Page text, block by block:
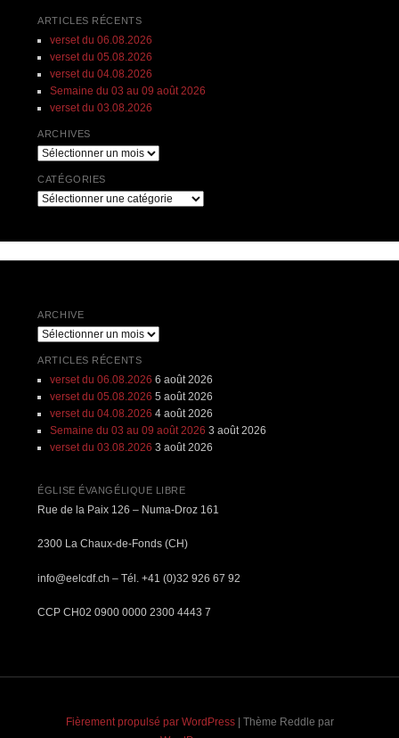
ARTICLES RÉCENTS
verset du 06.08.2026
verset du 05.08.2026
verset du 04.08.2026
Semaine du 03 au 09 août 2026
verset du 03.08.2026
ARCHIVES
Archives
CATÉGORIES
Catégories
ARCHIVE
Archive
ARTICLES RÉCENTS
verset du 06.08.2026 6 août 2026
verset du 05.08.2026 5 août 2026
verset du 04.08.2026 4 août 2026
Semaine du 03 au 09 août 2026 3 août 2026
verset du 03.08.2026 3 août 2026
ÉGLISE ÉVANGÉLIQUE LIBRE
Rue de la Paix 126 – Numa-Droz 161
2300 La Chaux-de-Fonds (CH)
info@eelcdf.ch – Tél. +41 (0)32 926 67 92
CCP CH02 0900 0000 2300 4443 7
Fièrement propulsé par WordPress | Thème Reddle par